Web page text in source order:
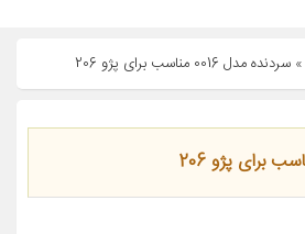
» سردنده مدل 0016 مناسب برای پژو 206